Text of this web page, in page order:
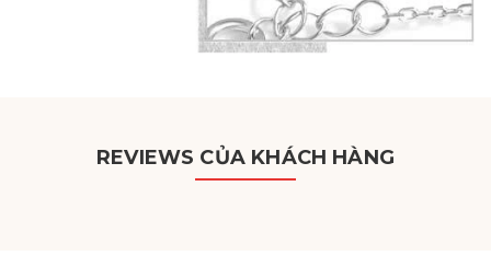
REVIEWS CỦA KHÁCH HÀNG